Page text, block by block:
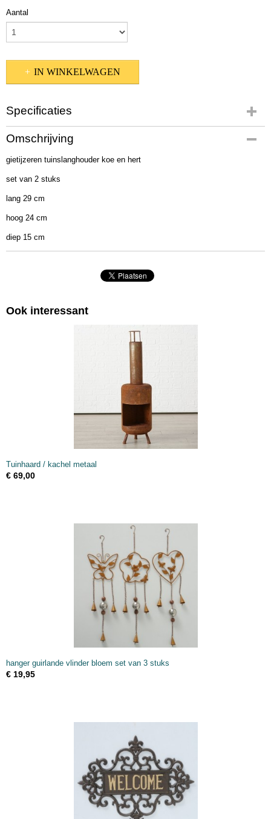
Aantal
IN WINKELWAGEN
Specificaties
Productcode
1021952-2
EAN code
30 x 25 x 20 cm
Omschrijving
gietijzeren tuinslanghouder koe en hert
set van 2 stuks
lang 29 cm
hoog 24 cm
diep 15 cm
Ook interessant
Tuinhaard / kachel metaal
€ 69,00
hanger guirlande vlinder bloem set van 3 stuks
€ 19,95